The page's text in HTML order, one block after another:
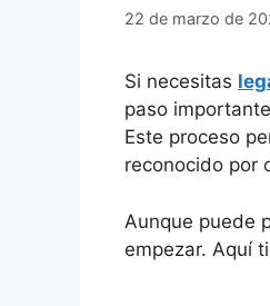
22 de marzo de
Si necesitas
paso
Este proceso
reconocido por
Aunque puede
empezar. Aquí